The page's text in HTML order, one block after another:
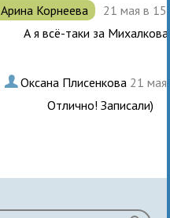
Арина Корнеева
21 мая в
А я всё-таки за
. Оксана Плисенкова 21
Отлично! Записали)